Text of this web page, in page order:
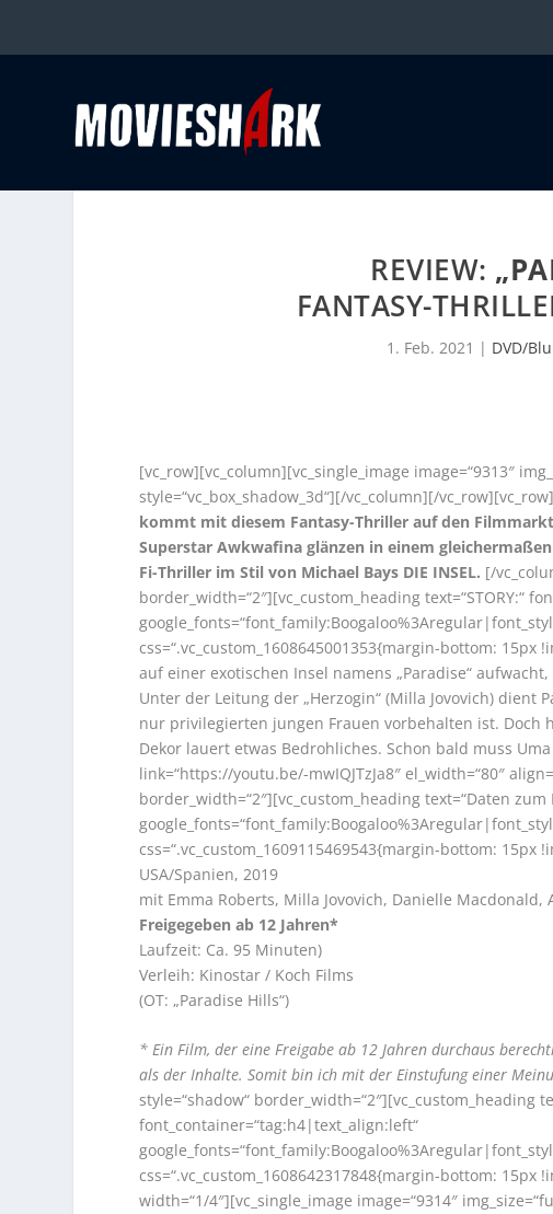
REVIEW:
FANTASY-
1. Feb. 2021 | DVD/
[vc_row][vc_column][vc_single_image image=“9313″
style=“vc_box_shadow_3d“][/vc_column][/
kommt mit diesem Fantasy-Thriller auf den
Superstar Awkwafina glänzen in einem
Fi-Thriller im Stil von Michael Bays DIE INSEL. [/
border_width=“2″][vc_custom_heading text=“STORY:“
css=“.vc_custom_1608645001353{margin-bottom:
auf einer exotischen Insel namens „Paradise“
Unter der Leitung der „Herzogin“ (Milla Jovovich)
nur privilegierten jungen Frauen vorbehalten ist.
Dekor lauert etwas Bedrohliches. Schon bald muss
link=“https://youtu.be/-mwIQJTzJa8″ el_width=“80″
border_width=“2″][vc_custom_heading text=“Daten
css=“.vc_custom_1609115469543{margin-bottom: 15px
USA/Spanien, 2019
mit Emma Roberts, Milla Jovovich, Danielle Macdonald,
Freigegeben ab 12 Jahren*
Laufzeit: Ca. 95 Minuten)
Verleih: Kinostar / Koch Films
(OT: „Paradise Hills“)
* Ein Film, der eine Freigabe ab 12 Jahren durchaus
als der Inhalte. Somit bin ich mit der Einstufung einer
style=“shadow“ border_width=“2″][vc_custom_heading
font_container=“tag:h4|text_align:left“
css=“.vc_custom_1608642317848{margin-bottom:
width=“1/4″][vc_single_image image=“9314″